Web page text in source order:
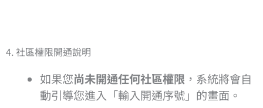
4. 社區權限開通說明
如果您尚未開通任何社區權限，系統將會自
動引導您進入「輸入開通序號」的畫面。